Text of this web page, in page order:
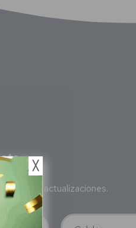
nuestras actualizaciones.
╳